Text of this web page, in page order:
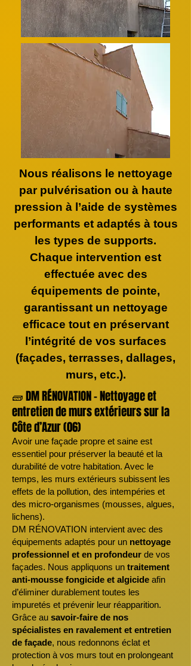
Nous réalisons le nettoyage
par pulvérisation ou à haute
pression à l’aide de systèmes
performants et adaptés à tous
les types de supports.
Chaque intervention est
effectuée avec des
équipements de pointe,
garantissant un nettoyage
efficace tout en préservant
l’intégrité de vos surfaces
(façades, terrasses, dallages,
murs, etc.).
🧱 DM RÉNOVATION – Nettoyage et
entretien de murs extérieurs sur la
Côte d’Azur (06)
Avoir une façade propre et saine est
essentiel pour préserver la beauté et la
durabilité de votre habitation. Avec le
temps, les murs extérieurs subissent les
effets de la pollution, des intempéries et
des micro-organismes (mousses, algues,
lichens).
DM RÉNOVATION intervient avec des
équipements adaptés pour un nettoyage
professionnel et en profondeur de vos
façades. Nous appliquons un traitement
anti-mousse fongicide et algicide afin
d’éliminer durablement toutes les
impuretés et prévenir leur réapparition.
Grâce au savoir-faire de nos
spécialistes en ravalement et entretien
de façade, nous redonnons éclat et
protection à vos murs tout en prolongeant